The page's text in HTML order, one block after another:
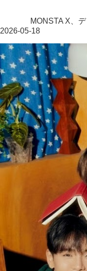
MONSTA X、
2026-05-18